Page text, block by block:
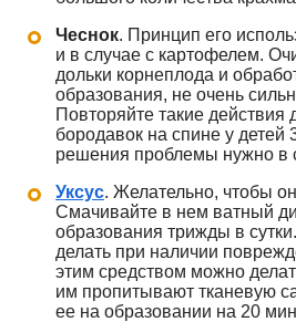
Чеснок. Принцип его
и в случае с картофелем.
дольки корнеплода и
образования, не очень
Повторяйте такие действия
бородавок на спине у детей
решения проблемы нужно в
Уксус. Желательно, чтобы
Смачивайте в нем ватный
образования трижды в
делать при наличии
этим средством можно
им пропитывают тканевую
ее на образовании на 20